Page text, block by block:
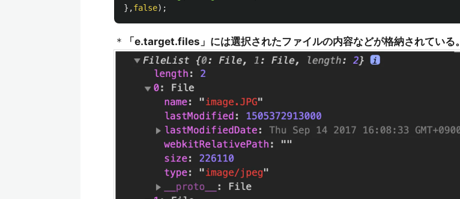
},false);
＊ 「e.target.files」には選択されたファイルの内容などが格納されている。